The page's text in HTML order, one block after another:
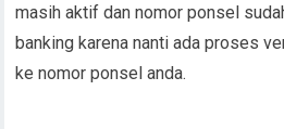
masih aktif dan nomor ponsel
banking karena nanti ada proses
ke nomor ponsel anda.